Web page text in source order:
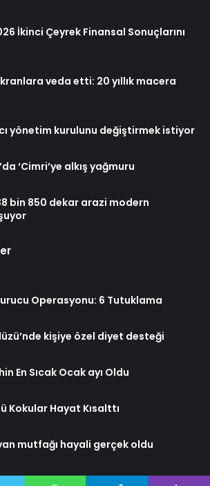
İkinci Çeyrek Finansal Sonuçlarını
veda etti: 20 yıllık macera
yönetim kurulunu değiştirmek istiyor
‘Cimri’ye alkış yağmuru
bin 850 dekar arazi modern
Operasyonu: 6 Tutuklama
kişiye özel diyet desteği
En Sıcak Ocak ayı Oldu
Kokular Hayat Kısalttı
mutfağı hayali gerçek oldu